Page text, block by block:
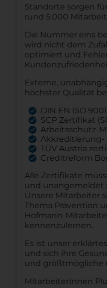
Standorte sorgen
rund 5.000
Die Nummer eins
wird nicht dem
optimiert und
Externe,
höchster Qualität
DIN EN ISO
SCP Zertifikat
Arbeitsschutz-
Akkreditierung-
TÜV Austria
Creditreform
Alle Zertifikate
und unangemeldet
Unsere Mitarbeiter
Thema Prävention
Hofmann-
kennenzulernen.
Es ist unser
und sich ihre
und größtmögliche
MitarbeiterInnen